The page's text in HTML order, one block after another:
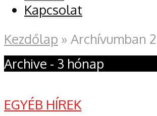
Kapcsolat
Kezdőlap » Archívumban
Archive - 3 hónap
EGYÉB HÍREK